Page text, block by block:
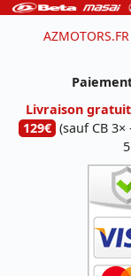
Livraison
129€ (sauf CB